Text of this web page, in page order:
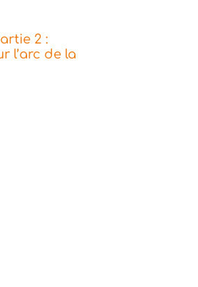
2 :
l’arc de la